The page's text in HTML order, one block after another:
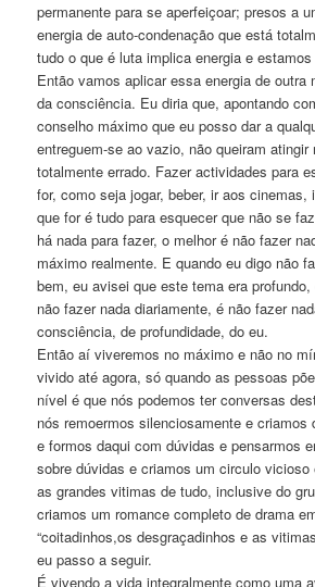
permanente para se aperfeiçoar; presos a
energia de auto-condenação que está
tudo o que é luta implica energia e
Então vamos aplicar essa energia de outra
da consciência. Eu diria que, apontando
conselho máximo que eu posso dar a
entreguem-se ao vazio, não queiram atingir
totalmente errado. Fazer actividades para
for, como seja jogar, beber, ir aos
que for é tudo para esquecer que não se
há nada para fazer, o melhor é não fazer
máximo realmente. E quando eu digo não
bem, eu avisei que este tema era
não fazer nada diariamente, é não fazer
consciência, de profundidade, do eu.
Então aí viveremos no máximo e não no
vivido até agora, só quando as pessoas
nível é que nós podemos ter conversas
nós remoermos silenciosamente e criamos
e formos daqui com dúvidas e pensarmos
sobre dúvidas e criamos um circulo vicioso
as grandes vitimas de tudo, inclusive do
criamos um romance completo de drama
“coitadinhos,os desgraçadinhos e as
eu passo a seguir.
É vivendo a vida integralmente como uma